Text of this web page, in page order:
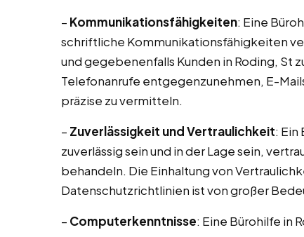
– Kommunikationsfähigkeiten: Eine
schriftliche Kommunikationsfähigkeiten
und gegebenenfalls Kunden in Roding, St
Telefonanrufe entgegenzunehmen, E-
präzise zu vermitteln.
– Zuverlässigkeit und Vertraulichkeit:
zuverlässig sein und in der Lage sein,
behandeln. Die Einhaltung von
Datenschutzrichtlinien ist von großer
– Computerkenntnisse: Eine Bürohilfe in